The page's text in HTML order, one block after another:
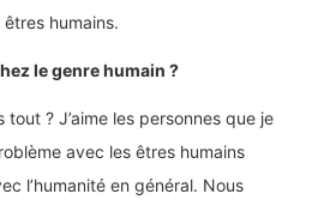
êtres humains.
le genre humain ?
? J’aime les personnes que je
avec les êtres humains
l’humanité en général. Nous